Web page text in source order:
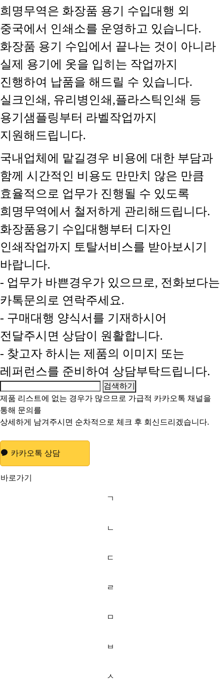
희명무역은 화장품 용기 수입대행 외
중국에서 인쇄소를 운영하고 있습니다.
화장품 용기 수입에서 끝나는 것이 아니라
실제 용기에 옷을 입히는 작업까지
진행하여 납품을 해드릴 수 있습니다.
실크인쇄, 유리병인쇄,플라스틱인쇄 등
용기샘플링부터 라벨작업까지
지원해드립니다.
국내업체에 맡길경우 비용에 대한 부담과
함께 시간적인 비용도 만만치 않은 만큼
효율적으로 업무가 진행될 수 있도록
희명무역에서 철저하게 관리해드립니다.
화장품용기 수입대행부터 디자인
인쇄작업까지 토탈서비스를 받아보시기
바랍니다.
- 업무가 바쁜경우가 있으므로, 전화보다는
카톡문의로 연락주세요.
- 구매대행 양식서를 기재하시어
전달주시면 상담이 원활합니다.
- 찾고자 하시는 제품의 이미지 또는
레퍼런스를 준비하여 상담부탁드립니다.
제품 리스트에 없는 경우가 많으므로 가급적 카카오톡 채널을
통해 문의를
상세하게 남겨주시면 순차적으로 체크 후 회신드리겠습니다.
카카오톡 상담
바로가기
ㄱ
ㄴ
ㄷ
ㄹ
ㅁ
ㅂ
ㅅ